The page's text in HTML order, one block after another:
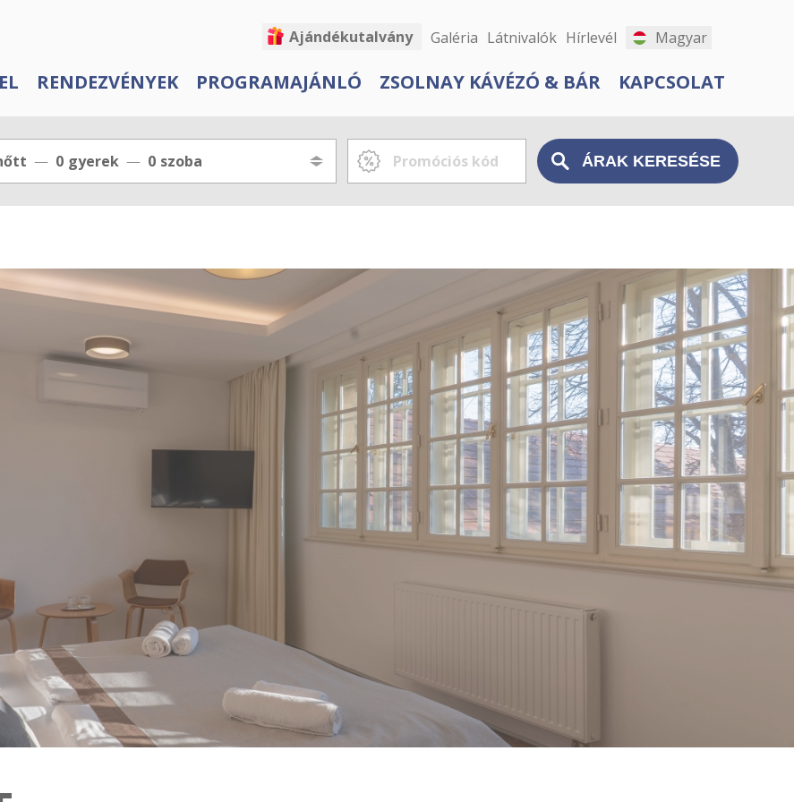
Ajándékutalvány Galéria Látnivalók Hírlevél Magyar
RENDEZVÉNYEK PROGRAMAJÁNLÓ ZSOLNAY KÁVÉZÓ & BÁR KAPCSOLAT
0 gyerek 0 szoba